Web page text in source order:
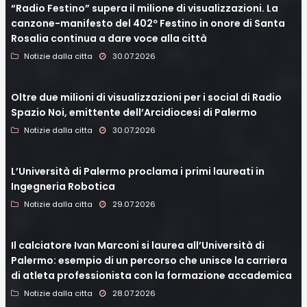
“Radio Festino” supera il milione di visualizzazioni. La
canzone-manifesto del 402º Festino in onore di Santa
Rosalia continua a dare voce alla città
Notizie dalla citta 30.07.2026
Oltre due milioni di visualizzazioni per i social di Radio
Spazio Noi, emittente dell’Arcidiocesi di Palermo
Notizie dalla citta 30.07.2026
L’Università di Palermo proclama i primi laureati in
Ingegneria Robotica
Notizie dalla citta 29.07.2026
Il calciatore Ivan Marconi si laurea all’Università di
Palermo: esempio di un percorso che unisce la carriera
di atleta professionista con la formazione accademica
Notizie dalla citta 28.07.2026